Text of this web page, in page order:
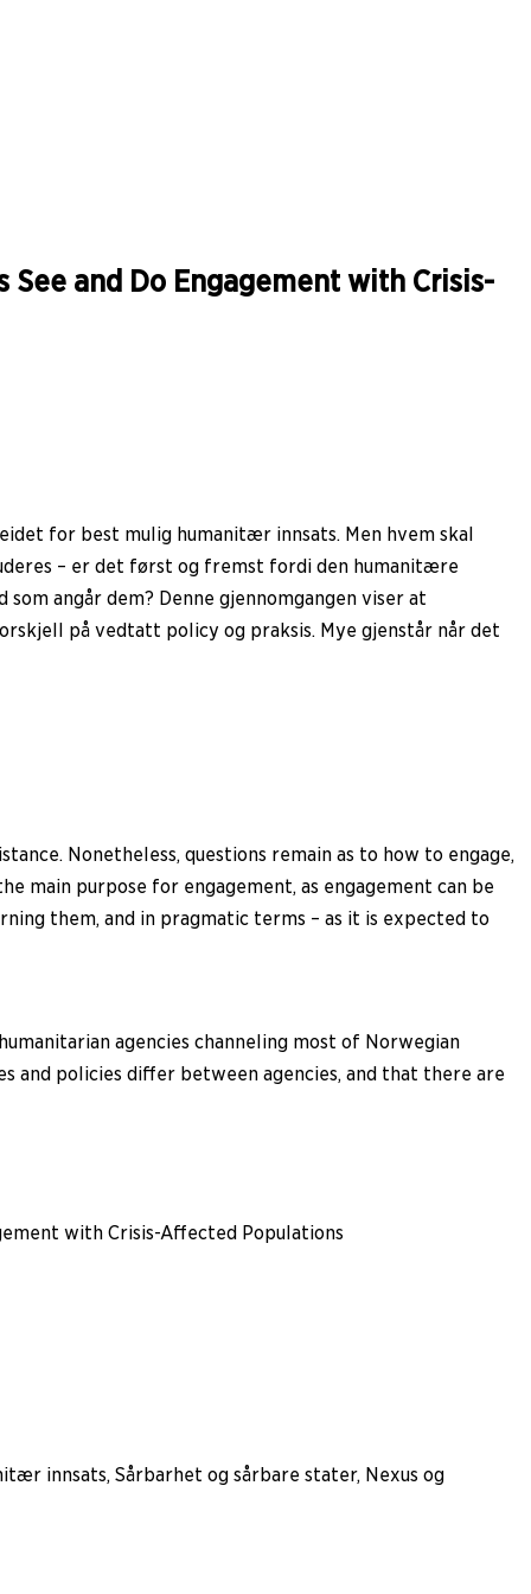
and Do Engagement with Crisis-
for best mulig humanitær innsats. Men hvem skal
– er det først og fremst fordi den humanitære
angår dem? Denne gjennomgangen viser at
på vedtatt policy og praksis. Mye gjenstår når det
Nonetheless, questions remain as to how to engage,
main purpose for engagement, as engagement can be
them, and in pragmatic terms – as it is expected to
agencies channeling most of Norwegian
and policies differ between agencies, and that there are
with Crisis-Affected Populations
innsats, Sårbarhet og sårbare stater, Nexus og